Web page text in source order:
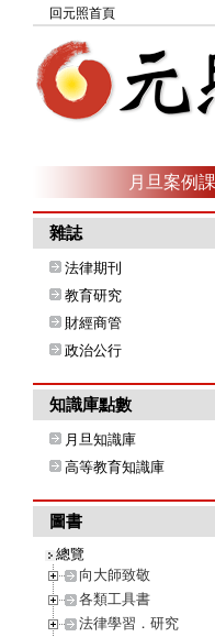
回元照首頁
月旦案例課
雜誌
法律期刊
教育研究
財經商管
政治公行
知識庫點數
月旦知識庫
高等教育知識庫
圖書
總覽
向大師致敬
各類工具書
法律學習．研究